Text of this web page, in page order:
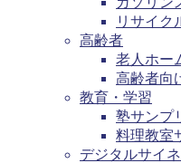
リサイク
高齢者
老人ホー
高齢者向
教育・学習
塾サンプ
料理教室
デジタルサイ